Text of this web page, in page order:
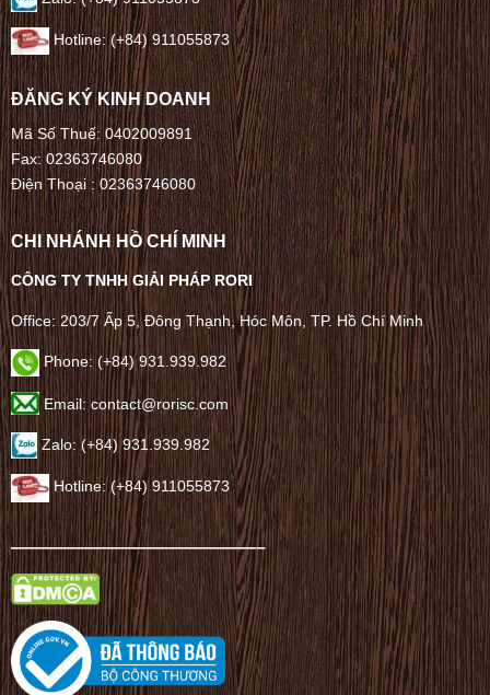
Hotline: (+84) 911055873
ĐĂNG KÝ KINH DOANH
Mã Số Thuế: 0402009891
Fax: 02363746080
Điện Thoại :02363746080
CHI NHÁNH HỒ CHÍ MINH
CÔNG TY TNHH GIẢI PHÁP RORI
Office: 203/7 Ấp 5, Đông Thạnh, Hóc Môn, TP. Hồ Chí Minh
Phone: (+84) 931.939.982
Email: contact@rorisc.com
Zalo: (+84) 931.939.982
Hotline: (+84) 911055873
——————————————–